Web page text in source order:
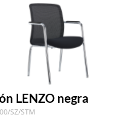
LENZO negra
SZ/STM